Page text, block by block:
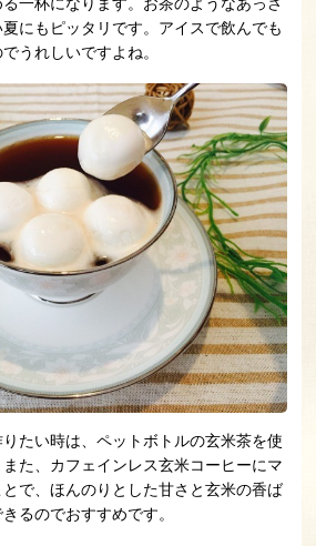
にもピッタリです。アイスで飲んでも
うれしいですよね。
たい時は、ペットボトルの玄米茶を使
た、カフェインレス玄米コーヒーにマ
で、ほんのりとした甘さと玄米の香ば
るのでおすすめです。